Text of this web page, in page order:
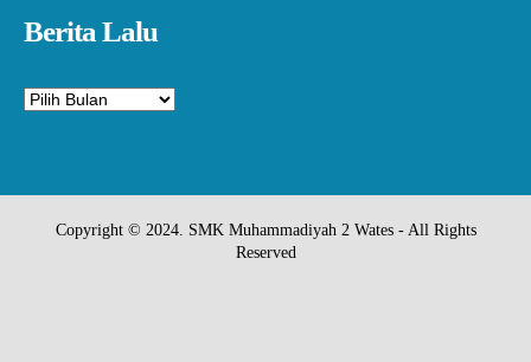
Berita Lalu
Arsip
Copyright © 2024. SMK Muhammadiyah 2 Wates - All Rights
Reserved